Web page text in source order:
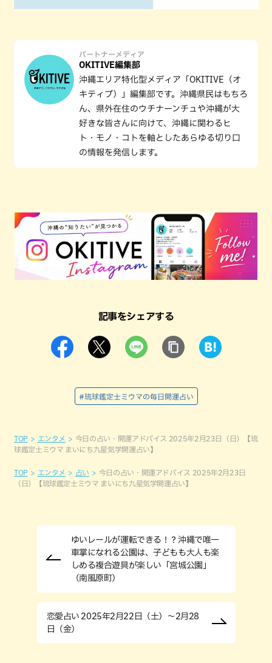
パートナーメディア
OKITIVE編集部
沖縄エリア特化型メディア「OKITIVE（オ
キティブ）」編集部です。沖縄県民はもちろ
ん、県外在住のウチナーンチュや沖縄が大
好きな皆さんに向けて、沖縄に関わるヒ
ト・モノ・コトを軸としたあらゆる切り口
の情報を発信します。
記事をシェアする
#琉球鑑定士ミウマの毎日開運占い
TOP エンタメ
今日の占い・開運アドバイス 2025年2月23日（日）【琉
球鑑定士ミウマ まいにち九星気学開運占い】
TOP エンタメ 占い
今日の占い・開運アドバイス 2025年2月23日
（日）【琉球鑑定士ミウマ まいにち九星気学開運占い】
ゆいレールが運転できる！？沖縄で唯一
車掌になれる公園は、子どもも大人も楽
しめる複合遊具が楽しい「宮城公園」
（南風原町）
恋愛占い 2025年2月22日（土）～2月28
日（金）